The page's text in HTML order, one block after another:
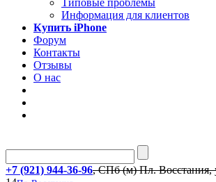
Типовые проблемы
Информация для клиентов
Купить iPhone
Форум
Контакты
Отзывы
О нас
+7 (921) 944-36-96, СПб (м) Пл. Восстания,